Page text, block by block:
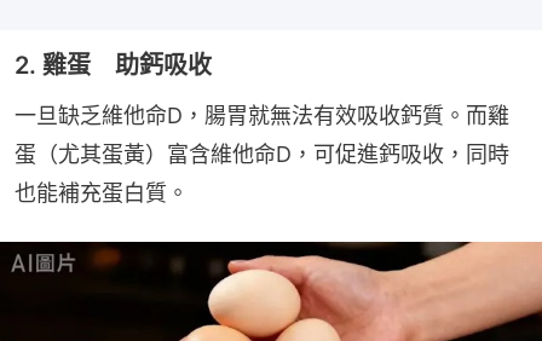
2. 雞蛋 助鈣吸收
一旦缺乏維他命D，腸胃就無法有效吸收鈣質。而雞
蛋（尤其蛋黃）富含維他命D，可促進鈣吸收，同時
也能補充蛋白質。